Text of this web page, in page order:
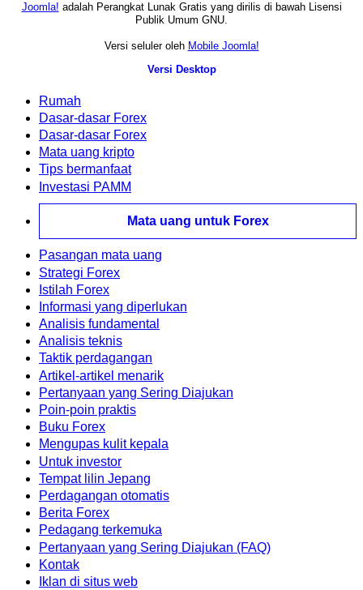
Joomla! adalah Perangkat Lunak Gratis yang dirilis di bawah Lisensi
Publik Umum GNU.
Versi seluler oleh Mobile Joomla!
Versi Desktop
Rumah
Dasar-dasar Forex
Dasar-dasar Forex
Mata uang kripto
Tips bermanfaat
Investasi PAMM
Mata uang untuk Forex
Pasangan mata uang
Strategi Forex
Istilah Forex
Informasi yang diperlukan
Analisis fundamental
Analisis teknis
Taktik perdagangan
Artikel-artikel menarik
Pertanyaan yang Sering Diajukan
Poin-poin praktis
Buku Forex
Mengupas kulit kepala
Untuk investor
Tempat lilin Jepang
Perdagangan otomatis
Berita Forex
Pedagang terkemuka
Pertanyaan yang Sering Diajukan (FAQ)
Kontak
Iklan di situs web